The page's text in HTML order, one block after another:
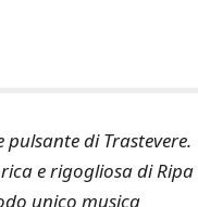
di Trastevere.
e rigogliosa di Ripa
unico musica